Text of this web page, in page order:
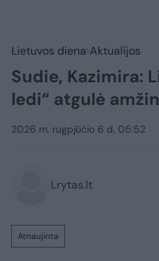
Lietuvos diena Aktualijos
Sudie, Kazimira:
ledi“ atgulė
2026 m. rugpjūčio 6 d. 05:52
Lrytas.lt
Atnaujinta